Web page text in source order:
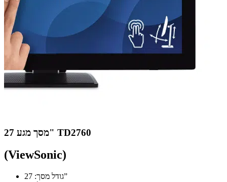
מסך מגע 27" TD2760
(ViewSonic)
גודל מסך: 27”